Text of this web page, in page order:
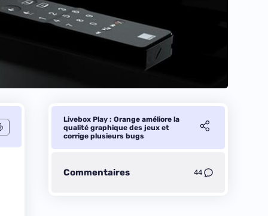
Livebox Play : Orange améliore la
qualité graphique des jeux et
corrige plusieurs bugs
Commentaires 44